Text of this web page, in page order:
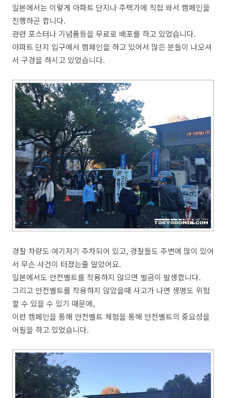
일본에서는 이렇게 아파트 단지나 주택가에 직접 와서 캠페인을
진행하곤 합니다.
관련 포스터나 기념품등을 무료로 배포를 하고 있었습니다.
아파트 단지 입구에서 캠페인을 하고 있어서 많은 분들이 나오셔
서 구경을 하시고 있었습니다.
경찰 차량도 여기저기 주차되어 있고, 경찰들도 주변에 많이 있어
서 무슨 사건이 터졌는줄 알았어요.
일본에서도 안전벨트를 착용하지 않으면 벌금이 발생합니다.
그리고 안전벨트를 착용하지 않았을때 사고가 나면 생명도 위험
할 수 있을 수 있기 때문에,
이런 캠페인을 통해 안전벨트 체험을 통해 안전벨트의 중요성을
어필을 하고 있었습니다.